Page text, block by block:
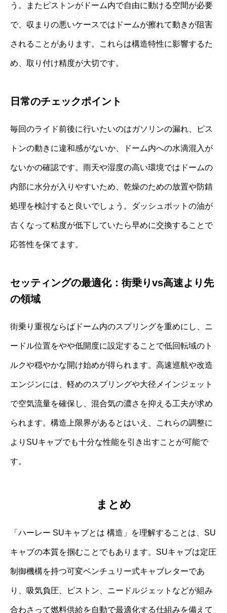
う。またピストンがドーム内で自由に動ける空間が必要
で、収まりの悪いケースではドームが擦れて動きが阻害
されることがあります。これらは構造特性に影響するた
め、取り付け精度が大切です。
日常のチェックポイント
毎回のライド前後に行いたいのはガソリンの漏れ、ピス
トンの動きに違和感がないか、ドーム内への水滴混入が
ないかの確認です。雨天や湿度の高い環境ではドームの
内部に水分が入りやすいため、乾燥のための放置や防錆
処理を検討すると良いでしょう。ダッシュポットの油が
古くなって粘度が低下していたら早めに交換することで
応答性を保てます。
セッティングの最適化：街乗りvs高速より先
の領域
街乗り重視ならばドーム内のスプリングを重めにし、ニ
ードル位置をやや低開度に設定することで低回転域のト
ルクや穏やかな開け始めが得られます。高速巡航や改造
エンジンには、軽めのスプリングや大径メインジェット
で空気流量を確保し、混合気の濃さを抑える工夫が求め
られます。構造上限界があるとはいえ、これらの調整に
よりSUキャブでも十分な性能を引き出すことが可能で
す。
まとめ
「ハーレー SUキャブとは 構造」を理解することは、SU
キャブの本質を掴むことでもあります。SUキャブは定圧
制御機構を持つ可変ベンチュリー式キャブレターであ
り、吸気負圧、ピストン、ニードルジェットなどが組み
合わさって燃料供給を自動で最適化する仕組みを備えて